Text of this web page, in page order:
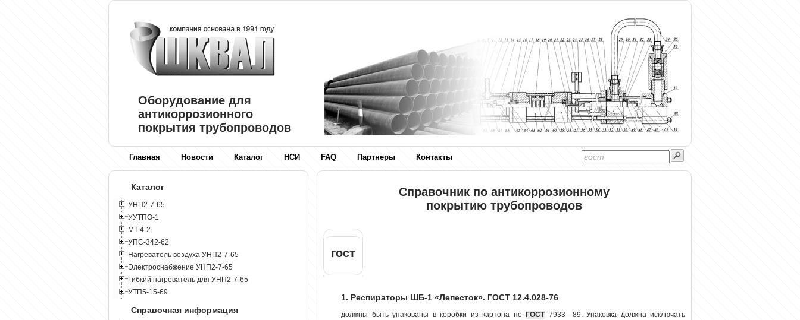
Оборудование для
антикоррозионного
покрытия трубопроводов
Главная Новости Каталог НСИ FAQ Партнеры Контакты
Справочник по антикоррозионному
покрытию трубопроводов
гост
1. Респираторы ШБ-1 «Лепесток». ГОСТ 12.4.028-76
должны быть упакованы в коробки из картона по ГОСТ7933—89. Упаковка должна исключать
Каталог
УНП2-7-65
УУТПО-1
МТ 4-2
УПС-342-62
Нагреватель воздуха УНП2-7-65
Электроснабжение УНП2-7-65
Гибкий нагреватель для УНП2-7-65
УТП5-15-69
Справочная информация